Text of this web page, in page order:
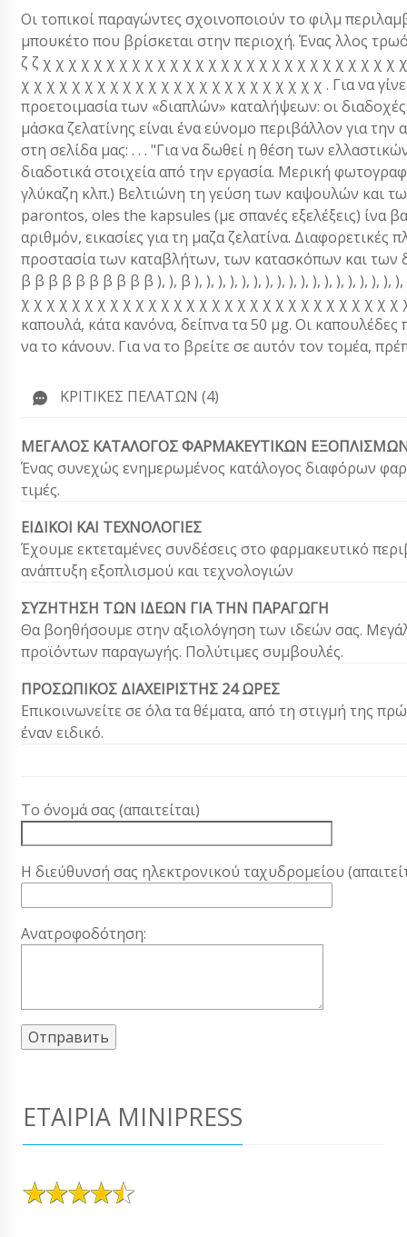
Οι τοπικοί παραγώντες σχοινοποιούν το φιλμ
μπουκέτο που βρίσκεται στην περιοχή. Ένας λλος
ζ ζ χ χ χ χ χ χ χ χ χ χ χ χ χ χ χ χ χ χ χ χ χ χ χ χ χ χ χ
χ χ χ χ χ χ χ χ χ χ χ χ χ χ χ χ χ χ χ χ χ χ χ χ . Για να
προετοιμασία των «διαπλών» καταλήψεων: οι
μάσκα ζελατίνης είναι ένα εύνομο περιβάλλον για
στη σελίδα μας: . . . "Για να δωθεί η θέση των
διαδοτικά στοιχεία από την εργασία. Μερική
γλύκαζη κλπ.) Βελτιώνη τη γεύση των καψουλών και
parontos, oles the kapsules (με σπανές εξελέξεις) ίνα
αριθμόν, εικασίες για τη μαζα ζελατίνα.
προστασία των καταβλήτων, των κατασκόπων και
β β β β β β β β β β ), ), β ), ), ), ), ), ), ), ), ), ), ), ), ), ), ), ),
χ χ χ χ χ χ χ χ χ χ χ χ χ χ χ χ χ χ χ χ χ χ χ χ χ χ χ χ χ
καπουλά, κάτα κανόνα, δείπνα τα 50 μg. Οι
να το κάνουν. Για να το βρείτε σε αυτόν τον τομέα,
ΚΡΙΤΙΚΈΣ ΠΕΛΑΤΏΝ (4)
ΜΕΓΑΛΟΣ ΚΑΤΑΛΟΓΟΣ ΦΑΡΜΑΚΕΥΤΙΚΩΝ
Ένας συνεχώς ενημερωμένος κατάλογος διαφόρων
τιμές.
ΕΙΔΙΚΟΙ ΚΑΙ ΤΕΧΝΟΛΟΓΙΕΣ
Έχουμε εκτεταμένες συνδέσεις στο φαρμακευτικό
ανάπτυξη εξοπλισμού και τεχνολογιών
ΣΥΖΗΤΗΣΗ ΤΩΝ ΙΔΕΩΝ ΓΙΑ ΤΗΝ ΠΑΡΑΓΩΓΗ
Θα βοηθήσουμε στην αξιολόγηση των ιδεών σας.
προϊόντων παραγωγής. Πολύτιμες συμβουλές.
ΠΡΟΣΩΠΙΚΟΣ ΔΙΑΧΕΙΡΙΣΤΗΣ 24 ΩΡΕΣ
Επικοινωνείτε σε όλα τα θέματα, από τη στιγμή της
έναν ειδικό.
Το όνομά σας (απαιτείται)
Η διεύθυνσή σας ηλεκτρονικού ταχυδρομείου
Ανατροφοδότηση:
ΕΤΑΙΡΊΑ MINIPRESS